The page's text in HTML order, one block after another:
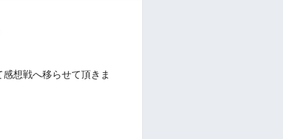
想戦へ移らせて頂きま